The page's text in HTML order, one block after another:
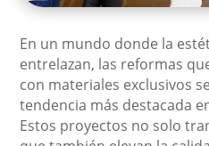
En un mundo donde la
entrelazan, las reformas
con materiales exclusivos
tendencia más destacada
Estos proyectos no solo